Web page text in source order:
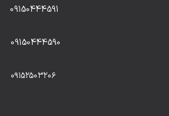
09150444591
09150444590
۰۹۱۵۲۵۰۳۲۰۶